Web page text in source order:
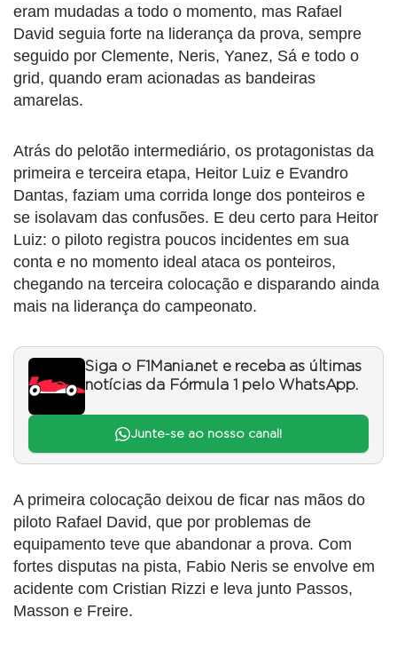
eram mudadas a todo o momento, mas Rafael
David seguia forte na liderança da prova, sempre
seguido por Clemente, Neris, Yanez, Sá e todo o
grid, quando eram acionadas as bandeiras
amarelas.
Atrás do pelotão intermediário, os protagonistas da
primeira e terceira etapa, Heitor Luiz e Evandro
Dantas, faziam uma corrida longe dos ponteiros e
se isolavam das confusões. E deu certo para Heitor
Luiz: o piloto registra poucos incidentes em sua
conta e no momento ideal ataca os ponteiros,
chegando na terceira colocação e disparando ainda
mais na liderança do campeonato.
Siga o F1Mania.net e receba as últimas
notícias da Fórmula 1 pelo WhatsApp.
Junte-se ao nosso canal!
A primeira colocação deixou de ficar nas mãos do
piloto Rafael David, que por problemas de
equipamento teve que abandonar a prova. Com
fortes disputas na pista, Fabio Neris se envolve em
acidente com Cristian Rizzi e leva junto Passos,
Masson e Freire.